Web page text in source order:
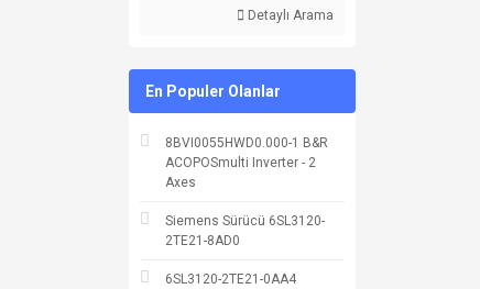
Detaylı Arama
En Populer Olanlar
8BVI0055HWD0.000-1 B&R
ACOPOSmulti Inverter - 2
Axes
Siemens Sürücü 6SL3120-
2TE21-8AD0
6SL3120-2TE21-0AA4